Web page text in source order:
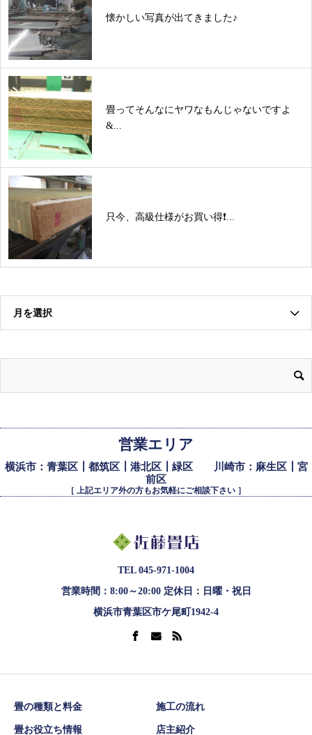
懐かしい写真が出てきました♪
畳ってそんなにヤワなもんじゃないですよ
&...
只今、高級仕様がお買い得❗...
月を選択
営業エリア
横浜市：青葉区┃都筑区┃港北区┃緑区 川崎市：麻生区┃宮
前区
［ 上記エリア外の方もお気軽にご相談下さい ］
TEL 045-971-1004
営業時間：8:00～20:00 定休日：日曜・祝日
横浜市青葉区市ケ尾町1942-4
畳の種類と料金 施工の流れ
畳お役立ち情報 店主紹介